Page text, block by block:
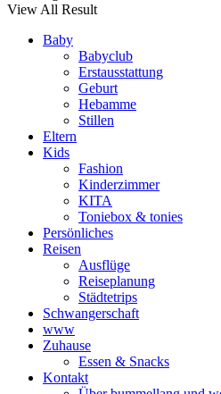
View All Result
Baby
Babyclub
Erstausstattung
Geburt
Hebamme
Stillen
Eltern
Kids
Fashion
Kinderzimmer
KITA
Toniebox & tonies
Persönliches
Reisen
Ausflüge
Reiseplanung
Städtetrips
Schwangerschaft
www
Zuhause
Essen & Snacks
Kontakt